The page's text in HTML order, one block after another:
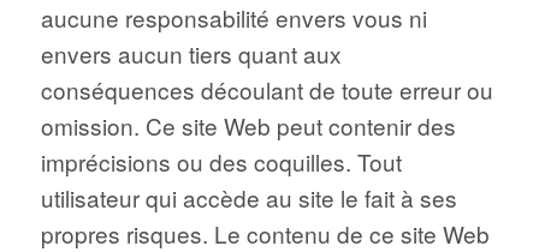
aucune responsabilité envers vous ni
envers aucun tiers quant aux
conséquences découlant de toute erreur ou
omission. Ce site Web peut contenir des
imprécisions ou des coquilles. Tout
utilisateur qui accède au site le fait à ses
propres risques. Le contenu de ce site Web